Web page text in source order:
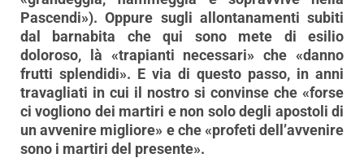
Pascendi»). Oppure sugli allontanamenti subiti
dal barnabita che qui sono mete di esilio
doloroso, là «trapianti necessari» che «danno
frutti splendidi». E via di questo passo, in anni
travagliati in cui il nostro si convinse che «forse
ci vogliono dei martiri e non solo degli apostoli di
un avvenire migliore» e che «profeti dell’avvenire
sono i martiri del presente».